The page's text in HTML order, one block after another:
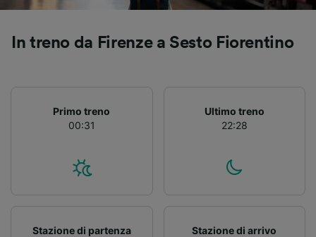
In treno da Firenze a Sesto Fiorentino
Primo treno
00:31
Ultimo treno
22:28
Stazione di partenza
Stazione di arrivo
Utilizzare dati di geolocalizzazione precisi.
dispositivo ai fini dell’identificazione.
personalizzati, misurazione delle prestazioni
pubblico, sviluppo di servizi.